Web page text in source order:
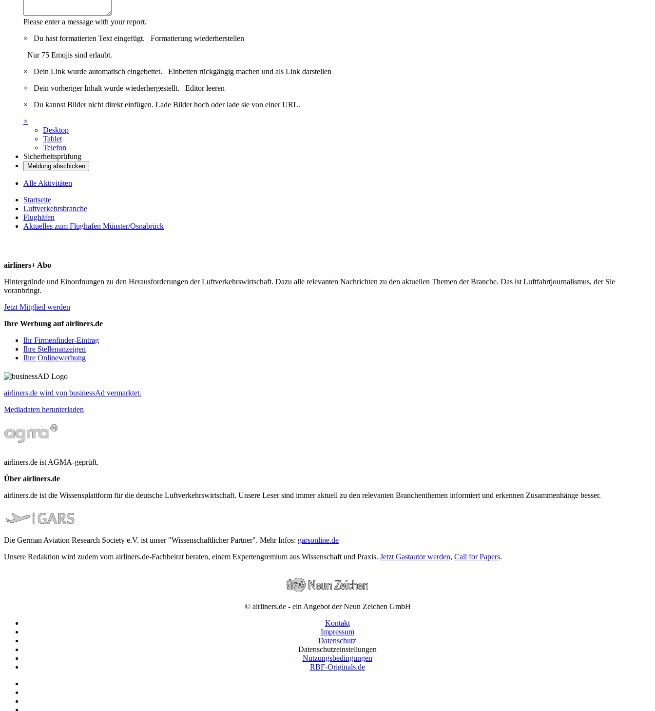
Please enter a message with your report.
×
Du hast formatierten Text eingefügt. Formatierung wiederherstellen
Nur 75 Emojis sind erlaubt.
×
Dein Link wurde automatisch eingebettet. Einbetten rückgängig machen und als Link darstellen
×
Dein vorheriger Inhalt wurde wiederhergestellt. Editor leeren
×
Du kannst Bilder nicht direkt einfügen. Lade Bilder hoch oder lade sie von einer URL.
×
Desktop
Tablet
Telefon
Sicherheitsprüfung
Meldung abschicken
Alle Aktivitäten
Startseite
Luftverkehrsbranche
Flughäfen
Aktuelles zum Flughafen Münster/Osnabrück
airliners+ Abo
Hintergründe und Einordnungen zu den Herausforderungen der Luftverkehrswirtschaft. Dazu alle relevanten Nachrichten zu den aktuellen Themen der Branche. Das ist Luftfahrtjournalismus, der Sie
voranbringt.
Jetzt Mitglied werden
Ihre Werbung auf airliners.de
Ihr Firmenfinder-Eintrag
Ihre Stellenanzeigen
Ihre Onlinewerbung
airliners.de wird von businessAd vermarktet.
Mediadaten herunterladen
airliners.de ist AGMA-geprüft.
Über airliners.de
airliners.de ist die Wissensplattform für die deutsche Luftverkehrswirtschaft. Unsere Leser sind immer aktuell zu den relevanten Branchenthemen informiert und erkennen Zusammenhänge besser.
Die German Aviation Research Society e.V. ist unser "Wissenschaftlicher Partner". Mehr Infos: garsonline.de
Unsere Redaktion wird zudem vom airliners.de-Fachbeirat beraten, einem Expertengremium aus Wissenschaft und Praxis. Jetzt Gastautor werden, Call for Papers.
© airliners.de - ein Angebot der Neun Zeichen GmbH
Kontakt
Impressum
Datenschutz
Datenschutzeinstellungen
Nutzungsbedingungen
RBF-Originals.de